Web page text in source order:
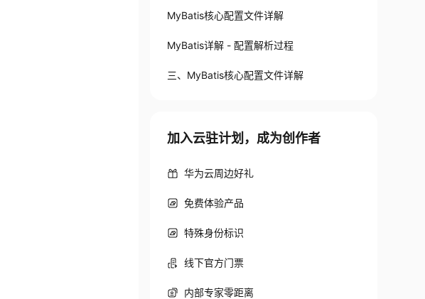
MyBatis核心配置文件详解
MyBatis详解 - 配置解析过程
三、MyBatis核心配置文件详解
加入云驻计划，成为创作者
华为云周边好礼
免费体验产品
特殊身份标识
线下官方门票
内部专家零距离